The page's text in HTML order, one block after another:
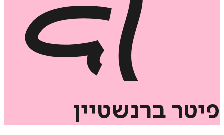
פיטר ברנשטיין